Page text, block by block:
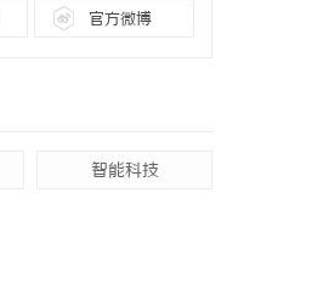
官方微博
智能科技